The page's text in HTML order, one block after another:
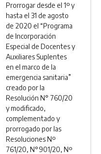
Prorrogar desde el 1º y
hasta el 31 de agosto
de 2020 el “Programa
de Incorporación
Especial de Docentes y
Auxiliares Suplentes
en el marco de la
emergencia sanitaria”
creado por la
Resolución N° 760/20
y modificado,
complementado y
prorrogado por las
Resoluciones Nº
761/20, N°901/20, Nº